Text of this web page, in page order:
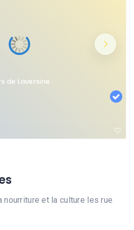
de Laversine
nourriture et la culture les rue